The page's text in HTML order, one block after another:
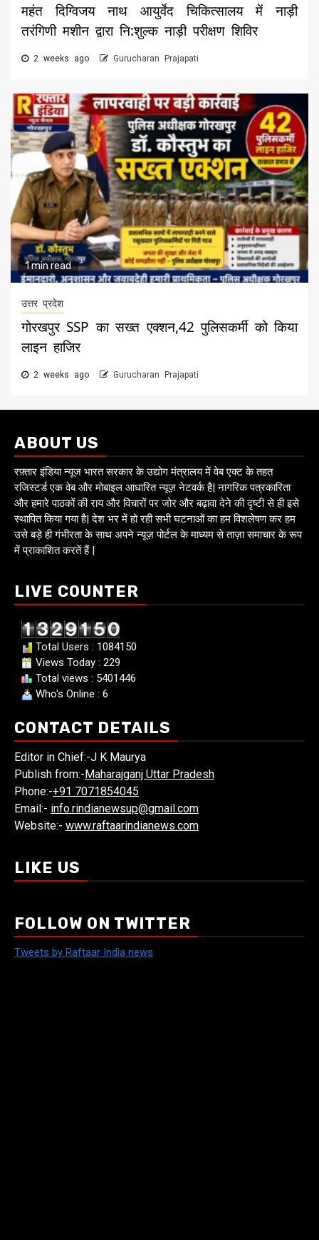
महंत दिग्विजय नाथ आयुर्वेद चिकित्सालय में नाड़ी
तरंगिणी मशीन द्वारा नि:शुल्क नाड़ी परीक्षण शिविर
2 weeks ago Gurucharan Prajapati
1 min read
उत्तर प्रदेश
गोरखपुर SSP का सख्त एक्शन,42 पुलिसकर्मी को किया
लाइन हाजिर
2 weeks ago Gurucharan Prajapati
ABOUT US
रफ़्तार इंडिया न्यूज भारत सरकार के उद्योग मंत्रालय में वेब एक्ट के तहत
रजिस्टर्ड एक वेब और मोबाइल आधारित न्यूज़ नेटवर्क है| नागरिक पत्रकारिता
और हमारे पाठकों की राय और विचारों पर जोर और बढ़ावा देने की दृष्टी से ही इसे
स्थापित किया गया है| देश भर में हो रही सभी घटनाओं का हम विशलेषण कर हम
उसे बड़े ही गंभीरता के साथ अपने न्यूज़ पोर्टल के माध्यम से ताज़ा समाचार के रूप
में प्राकाशित करतें हैं |
LIVE COUNTER
Total Users : 1084150
Views Today : 229
Total views : 5401446
Who's Online : 6
CONTACT DETAILS
Editor in Chief:-J K Maurya
Publish from:-Maharajganj Uttar Pradesh
Phone:-+91 7071854045
Email:- info.rindianewsup@gmail.com
Website:- www.raftaarindianews.com
LIKE US
FOLLOW ON TWITTER
Tweets by Raftaar India news